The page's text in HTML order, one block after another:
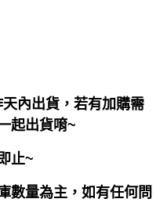
內出貨，若有加購需
起出貨唷~
止~
數量為主，如有任何問